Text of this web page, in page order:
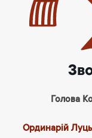
Голова
Ординарій